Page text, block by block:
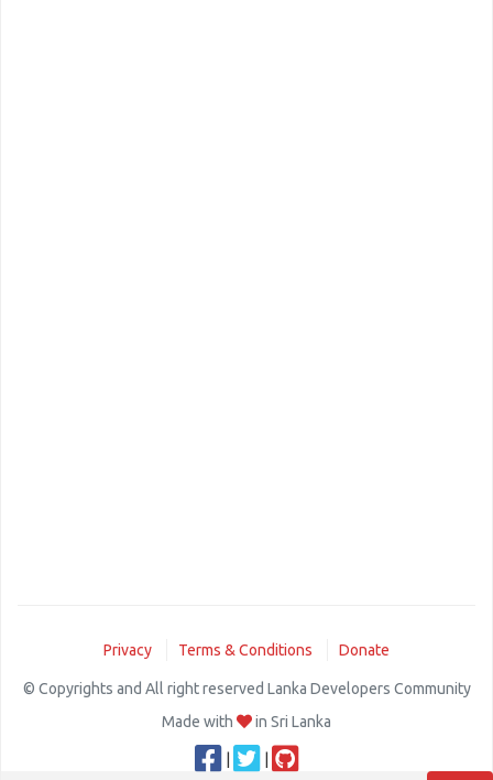
Privacy Terms & Conditions Donate
© Copyrights and All right reserved Lanka Developers Community
Made with
in Sri Lanka